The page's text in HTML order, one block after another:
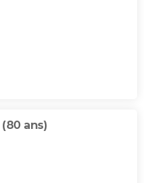
(80 ans)